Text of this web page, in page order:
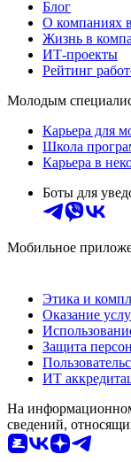
Блог
О компаниях
Жизнь в
ИТ-проекты
Рейтинг
Молодым
Карьера для
Школа
Карьера в
Боты для
Мобильное
Этика и
Оказание
Защита
ИТ
На
сведений,